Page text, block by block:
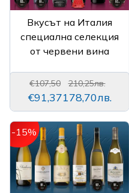
Вкусът на Италия
специална селекция
от червени вина
€107,50
€91,37
210,25лв.
178,70лв.
-15%